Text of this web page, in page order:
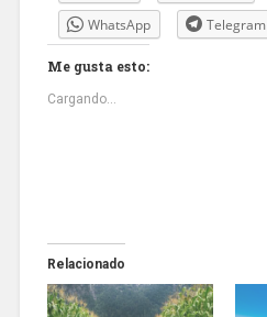
WhatsApp
Telegram
Me gusta esto:
Cargando...
Relacionado